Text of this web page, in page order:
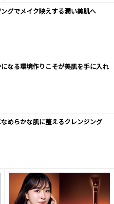
グでメイク映えする潤い美肌へ
なる環境作りこそが美肌を手に入れ
めらかな肌に整えるクレンジング